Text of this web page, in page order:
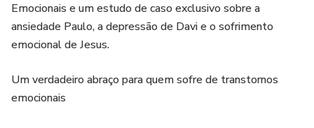
Emocionais e um estudo de caso exclusivo sobre a
ansiedade Paulo, a depressão de Davi e o sofrimento
emocional de Jesus.
Um verdadeiro abraço para quem sofre de transtornos
emocionais